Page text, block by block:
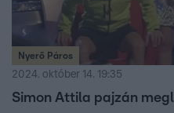
Nyerő Páros
2024. október 14. 19:35
Simon Attila pajzán